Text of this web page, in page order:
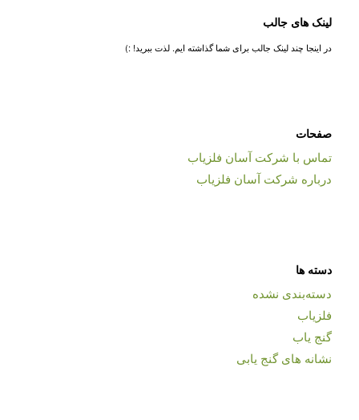
لینک های جالب
در اینجا چند لینک جالب برای شما گذاشته ایم. لذت ببرید! :)
صفحات
تماس با شرکت آسان فلزیاب
درباره شرکت آسان فلزیاب
دسته ها
دسته‌بندی نشده
فلزیاب
گنج یاب
نشانه های گنج یابی